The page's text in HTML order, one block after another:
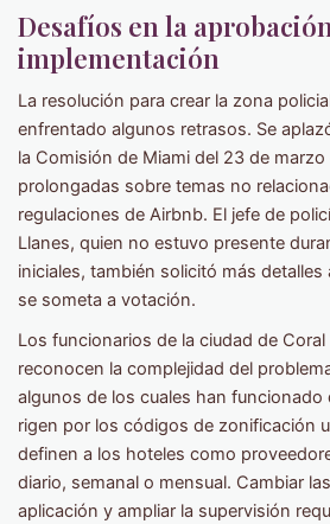
Desafíos en la
implementación
La resolución para crear la zona
enfrentado algunos retrasos. Se
la Comisión de Miami del 23 de
prolongadas sobre temas no
regulaciones de Airbnb. El jefe de
Llanes, quien no estuvo presente
iniciales, también solicitó más
se someta a votación.
Los funcionarios de la ciudad de
reconocen la complejidad del
algunos de los cuales han funcionado
rigen por los códigos de zonificación
definen a los hoteles como
diario, semanal o mensual. Cambiar
aplicación y ampliar la supervisión